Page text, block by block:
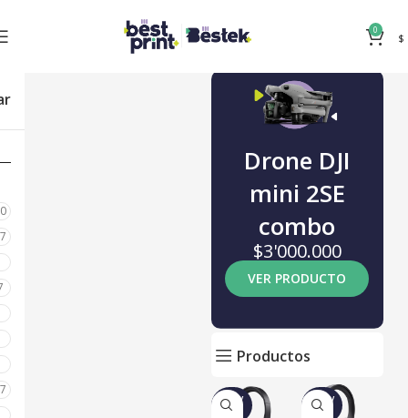
0
$
Drone DJI
mini 2SE
combo
$3'000.000
VER PRODUCTO
Productos
NUEV
O
NUEV
O